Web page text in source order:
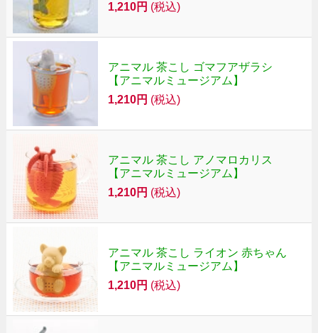
1,210円 (税込)
アニマル 茶こし ゴマフアザラシ
【アニマルミュージアム】
1,210円 (税込)
アニマル 茶こし アノマロカリス
【アニマルミュージアム】
1,210円 (税込)
アニマル 茶こし ライオン 赤ちゃん
【アニマルミュージアム】
1,210円 (税込)